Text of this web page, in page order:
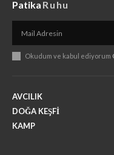
Patika Ruhu
Okudum ve kabul ediyorum
AVCILIK
DOĞA KEŞFİ
KAMP